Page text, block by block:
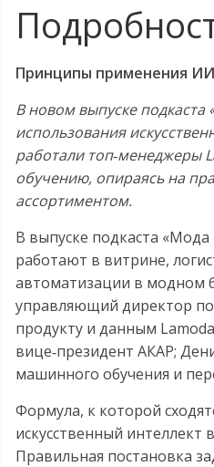
Принципы применения
В новом выпуске
использования
работали топ‑менеджеры
обучению, опираясь на
ассортиментом.
В выпуске подкаста
работают в витрине,
автоматизации в модном
управляющий директор
продукту и данным
вице‑президент АКАР;
машинного обучения и
Формула, к которой
искусственный интеллект
Правильная постановка